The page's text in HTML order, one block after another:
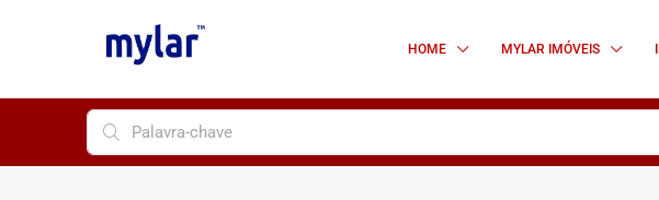
HOME MYLAR IMÓVEIS